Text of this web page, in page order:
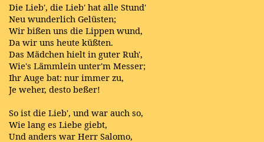
Die Lieb', die Lieb' hat alle Stund'
Neu wunderlich Gelüsten;
Wir bißen uns die Lippen wund,
Da wir uns heute küßten.
Das Mädchen hielt in guter Ruh',
Wie's Lämmlein unter'm Messer;
Ihr Auge bat: nur immer zu,
Je weher, desto beßer!
So ist die Lieb', und war auch so,
Wie lang es Liebe giebt,
Und anders war Herr Salomo,